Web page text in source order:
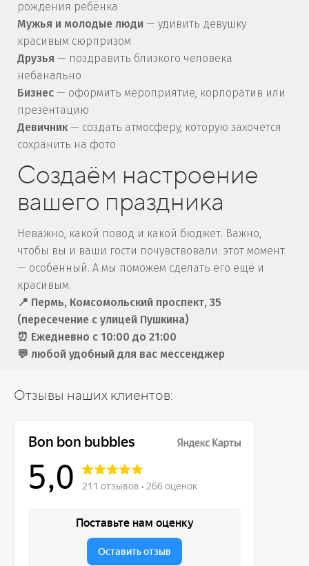
рождения ребёнка
Мужья и молодые люди — удивить девушку
красивым сюрпризом
Друзья — поздравить близкого человека
небанально
Бизнес — оформить мероприятие, корпоратив или
презентацию
Девичник — создать атмосферу, которую захочется
сохранить на фото
Создаём настроение
вашего праздника
Неважно, какой повод и какой бюджет. Важно,
чтобы вы и ваши гости почувствовали: этот момент
— особенный. А мы поможем сделать его ещё и
красивым.
📍 Пермь, Комсомольский проспект, 35
(пересечение с улицей Пушкина)
⏰ Ежедневно с 10:00 до 21:00
💬 любой удобный для вас мессенджер
Отзывы наших клиентов: